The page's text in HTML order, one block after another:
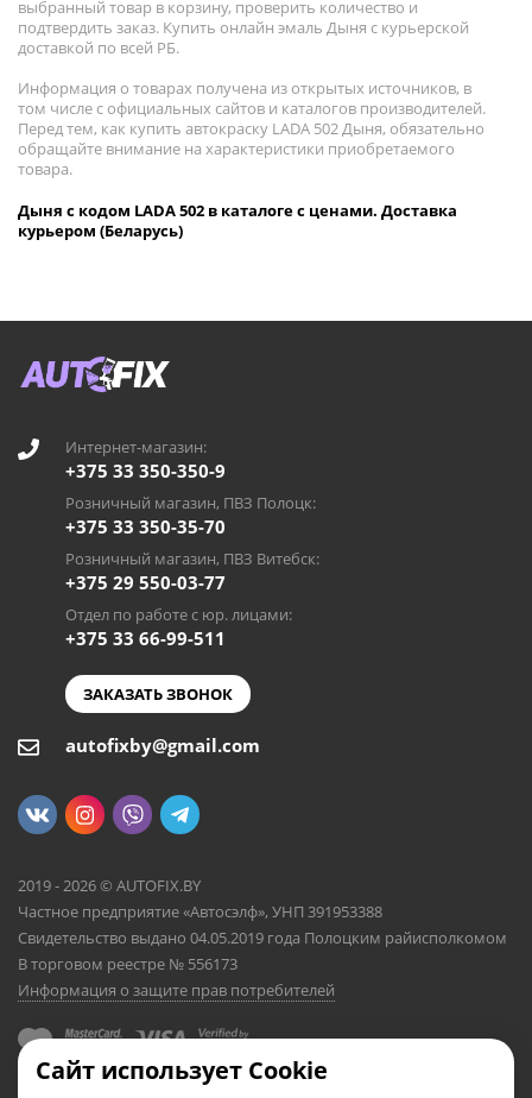
выбранный товар в корзину, проверить количество и
подтвердить заказ. Купить онлайн эмаль Дыня с курьерской
доставкой по всей РБ.
Информация о товарах получена из открытых источников, в
том числе с официальных сайтов и каталогов производителей.
Перед тем, как купить автокраску LADA 502 Дыня, обязательно
обращайте внимание на характеристики приобретаемого
товара.
Дыня с кодом LADA 502 в каталоге с ценами. Доставка
курьером (Беларусь)
Интернет-магазин:
+375 33 350-350-9
Розничный магазин, ПВЗ Полоцк:
+375 33 350-35-70
Розничный магазин, ПВЗ Витебск:
+375 29 550-03-77
Отдел по работе с юр. лицами:
+375 33 66-99-511
ЗАКАЗАТЬ ЗВОНОК
autofixby@gmail.com
2019 - 2026 © AUTOFIX.BY
Частное предприятие «Автосэлф», УНП 391953388
Свидетельство выдано 04.05.2019 года Полоцким райисполкомом
В торговом реестре № 556173
Информация о защите прав потребителей
Сайт использует Cookie